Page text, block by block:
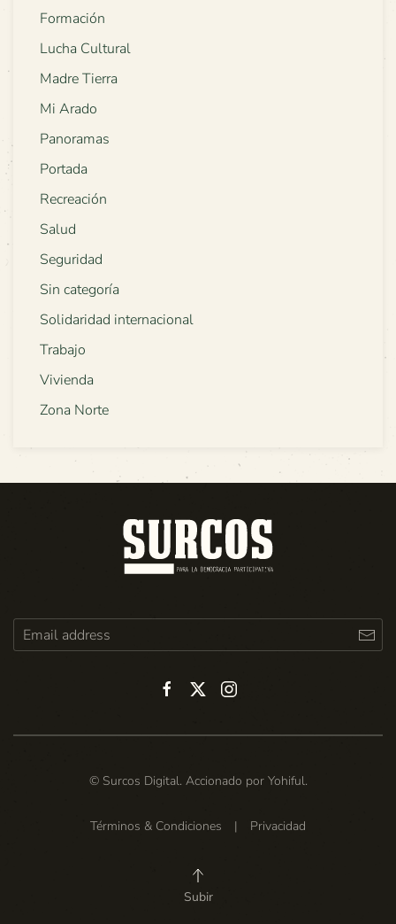
Formación
Lucha Cultural
Madre Tierra
Mi Arado
Panoramas
Portada
Recreación
Salud
Seguridad
Sin categoría
Solidaridad internacional
Trabajo
Vivienda
Zona Norte
© Surcos Digital. Accionado por Yohiful.
Términos & Condiciones | Privacidad
Subir